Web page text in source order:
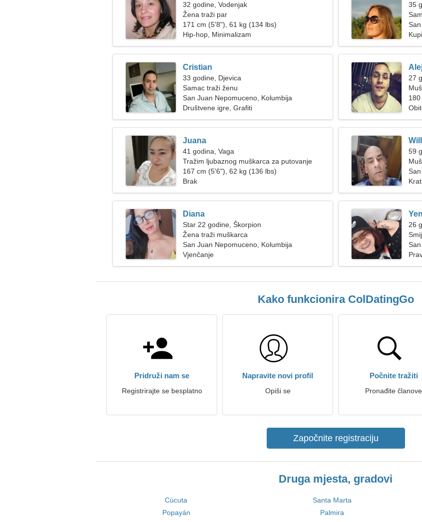
32 godine, Vodenjak
Žena traži par
171 cm (5'8"), 61 kg (134 lbs)
Hip-hop, Minimalizam
35
Cristian
33 godine, Djevica
Samac traži ženu
San Juan Nepomuceno, Kolumbija
Društvene igre, Grafiti
27
Juana
41 godina, Vaga
Tražim ljubaznog muškarca za putovanje
167 cm (5'6"), 62 kg (136 lbs)
Brak
59
Diana
Star 22 godine, Škorpion
Žena traži muškarca
San Juan Nepomuceno, Kolumbija
Vjenčanje
26
Kako funkcionira ColDatingGo
Pridruži nam se
Registrirajte se besplatno
Napravite novi profil
Opiši se
Počnite tražiti
Pronađite članove
Započnite registraciju
Druga mjesta, gradovi
Cúcuta Santa Marta
Popayán
Palmira